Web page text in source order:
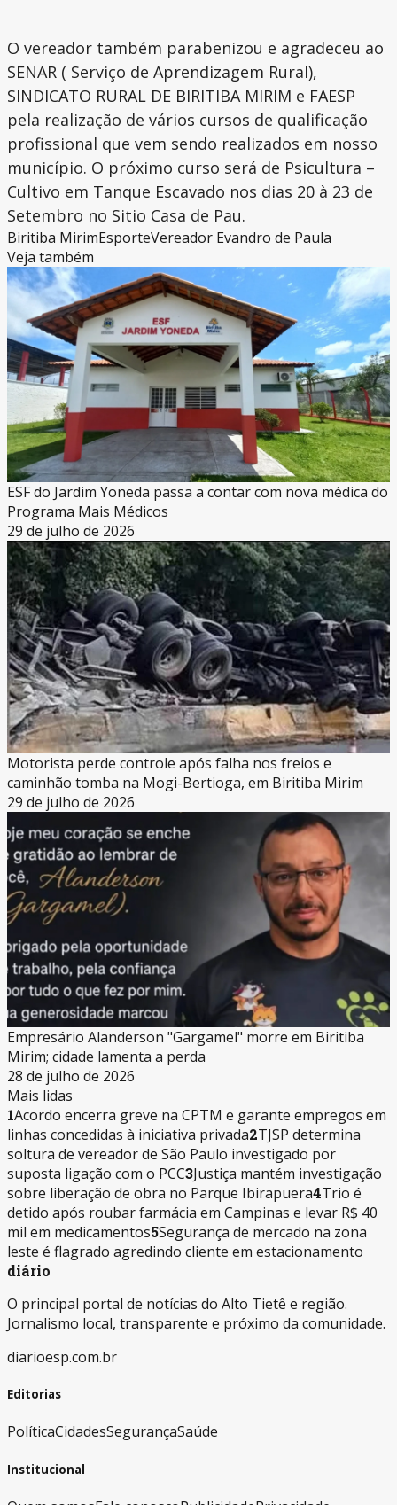
O vereador também parabenizou e agradeceu ao
SENAR ( Serviço de Aprendizagem Rural),
SINDICATO RURAL DE BIRITIBA MIRIM e FAESP
pela realização de vários cursos de qualificação
profissional que vem sendo realizados em nosso
município. O próximo curso será de Psicultura –
Cultivo em Tanque Escavado nos dias 20 à 23 de
Setembro no Sitio Casa de Pau.
Biritiba MirimEsporteVereador Evandro de Paula
Veja também
ESF do Jardim Yoneda passa a contar com nova médica do
Programa Mais Médicos
29 de julho de 2026
Motorista perde controle após falha nos freios e
caminhão tomba na Mogi-Bertioga, em Biritiba Mirim
29 de julho de 2026
Empresário Alanderson "Gargamel" morre em Biritiba
Mirim; cidade lamenta a perda
28 de julho de 2026
Mais lidas
1Acordo encerra greve na CPTM e garante empregos em
linhas concedidas à iniciativa privada2TJSP determina
soltura de vereador de São Paulo investigado por
suposta ligação com o PCC3Justiça mantém investigação
sobre liberação de obra no Parque Ibirapuera4Trio é
detido após roubar farmácia em Campinas e levar R$ 40
mil em medicamentos5Segurança de mercado na zona
leste é flagrado agredindo cliente em estacionamento
diário
O principal portal de notícias do Alto Tietê e região.
Jornalismo local, transparente e próximo da comunidade.
diarioesp.com.br
Editorias
PolíticaCidadesSegurançaSaúde
Institucional